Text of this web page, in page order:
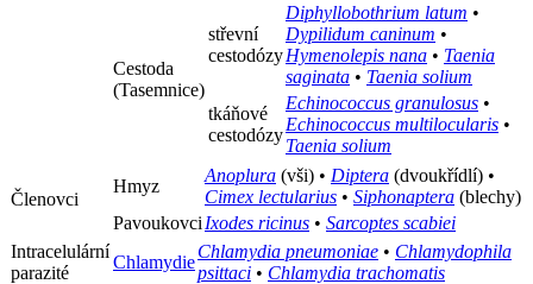
Cestoda
(Tasemnice)
střevní
cestodózy
Diphyllobothrium latum •
Dypilidum caninum •
Hymenolepis nana • Taenia
saginata • Taenia solium
tkáňové
cestodózy
Echinococcus granulosus •
Echinococcus multilocularis •
Taenia solium
Členovci
Hmyz
Anoplura (vši) • Diptera (dvoukřídlí) •
Cimex lectularius • Siphonaptera (blechy)
Pavoukovci Ixodes ricinus • Sarcoptes scabiei
Intracelulární
parazité
Chlamydie
Chlamydia pneumoniae • Chlamydophila
psittaci • Chlamydia trachomatis